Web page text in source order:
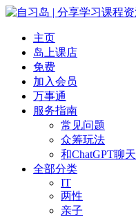
主页
岛上课店
免费
加入会员
万事通
服务指南
常见问题
众筹玩法
和ChatGPT聊天
全部分类
IT
两性
亲子